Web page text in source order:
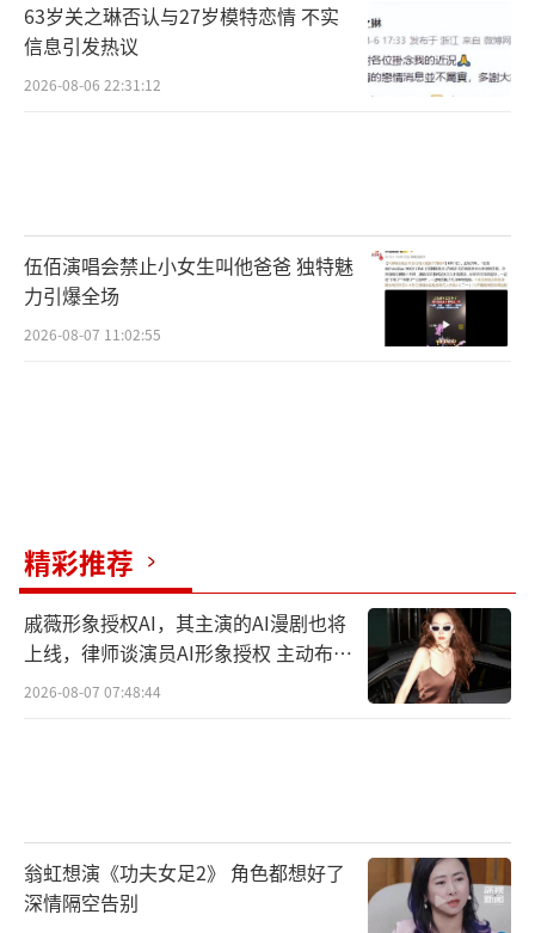
63岁关之琳否认与27岁模特恋情 不实
信息引发热议
2026-08-06 22:31:12
伍佰演唱会禁止小女生叫他爸爸 独特魅
力引爆全场
2026-08-07 11:02:55
精彩推荐
戚薇形象授权AI，其主演的AI漫剧也将
上线，律师谈演员AI形象授权 主动布局
数字资产
2026-08-07 07:48:44
翁虹想演《功夫女足2》 角色都想好了
深情隔空告别